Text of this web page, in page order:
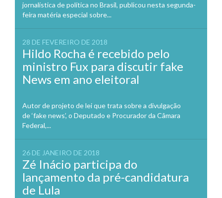
jornalística de política no Brasil, publicou nesta segunda-
feira matéria especial sobre...
28 DE FEVEREIRO DE 2018
Hildo Rocha é recebido pelo
ministro Fux para discutir fake
News em ano eleitoral
Autor de projeto de lei que trata sobre a divulgação
de ‘fake news’, o Deputado e Procurador da Câmara
Federal,...
26 DE JANEIRO DE 2018
Zé Inácio participa do
lançamento da pré-candidatura
de Lula